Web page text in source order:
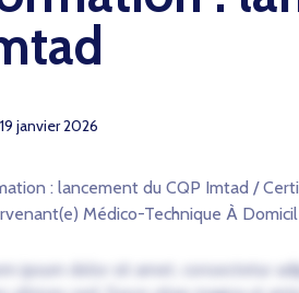
19 janvier 2026
: lancement du CQP Imtad /
Médico-Technique À
ipsum dolor sit amet, consectetur